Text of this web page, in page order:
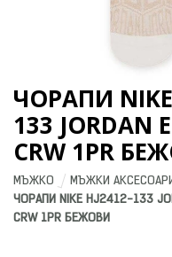
ЧОРАПИ NIKE
133 JORDAN
CRW 1PR
МЪЖКО МЪЖКИ
ЧОРАПИ NIKE HJ2412-133
CRW 1PR БЕЖОВИ